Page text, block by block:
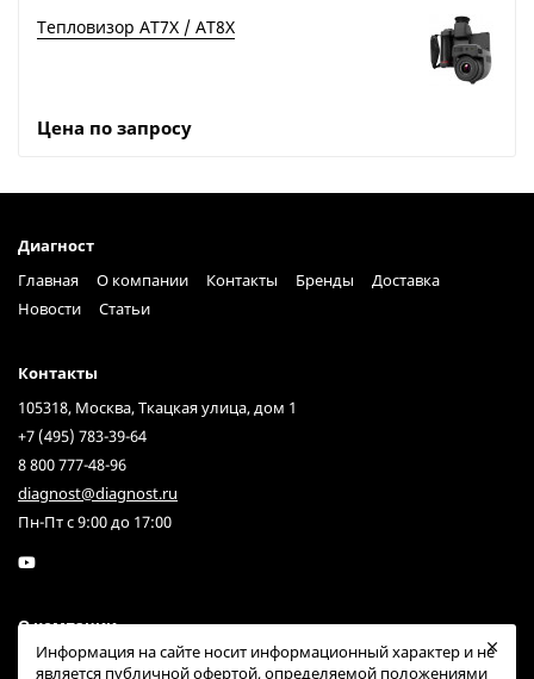
Тепловизор AT7X / АТ8Х
Цена по запросу
Диагност
Главная
О компании Контакты Бренды
Доставка
Новости
Статьи
Контакты
105318, Москва, Ткацкая улица, дом 1
+7 (495) 783-39-64
8 800 777-48-96
diagnost@diagnost.ru
Пн-Пт с 9:00 до 17:00
О компании
Поставляем диагностическое оборудование и контрольно-
Информация на сайте носит информационный характер и не
является публичной офертой, определяемой положениями